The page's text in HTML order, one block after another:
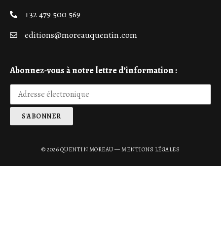
+32 479 500 569
editions@moreauquentin.com
Abonnez-vous à notre lettre d’information :
© 2026 QUENTIN MOREAU —MENTIONS LÉGALES